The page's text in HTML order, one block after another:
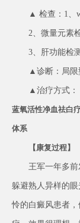
▲ 检查：1、
2、微量元素检
3、肝功能检测
▲诊断：局限
▲治疗方式：
蓝氧活性净血祛白
体系
【康复过程】
王军一年多前
躲避熟人异样的
怜的白癜风患者